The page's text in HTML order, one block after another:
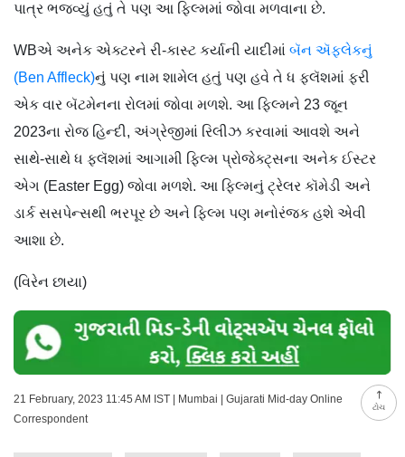
ટોચ
પાત્ર ભજવ્યું હતું તે પણ આ ફિલ્મમાં જોવા મળવાના છે.
WBએ અનેક એક્ટરને રી-કાસ્ટ કર્યાની યાદીમાં બૅન ઍફ્લેકનું
(Ben Affleck)નું પણ નામ શામેલ હતું પણ હવે તે ધ ફ્લૅશમાં ફરી
એક વાર બૅટમેનના રોલમાં જોવા મળશે. આ ફિલ્મને 23 જૂન
2023ના રોજ હિન્દી, અંગ્રેજીમાં રિલીઝ કરવામાં આવશે અને
સાથે-સાથે ધ ફ્લૅશમાં આગામી ફિલ્મ પ્રોજેક્ટ્સના અનેક ઈસ્ટર
એગ (Easter Egg) જોવા મળશે. આ ફિલ્મનું ટ્રેલર કૉમેડી અને
ડાર્ક સસપેન્સથી ભરપૂર છે અને ફિલ્મ પણ મનોરંજક હશે એવી
આશા છે.
(વિરેન છાયા)
21 February, 2023 11:45 AM IST | Mumbai | Gujarati Mid-day Online
Correspondent